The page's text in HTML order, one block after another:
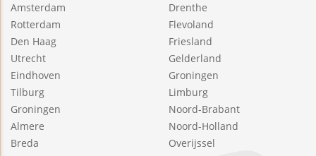
Amsterdam
Rotterdam
Den Haag
Utrecht
Eindhoven
Tilburg
Groningen
Almere
Breda
Drenthe
Flevoland
Friesland
Gelderland
Groningen
Limburg
Noord-Brabant
Noord-Holland
Overijssel